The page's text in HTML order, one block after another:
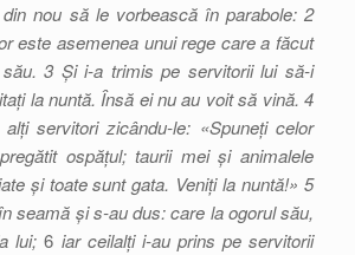
nou să le vorbească în parabole: 2
este asemenea unui rege care a făcut
3 Și i-a trimis pe servitorii lui să-i
la nuntă. Însă ei nu au voit să vină. 4
servitori zicându-le: «Spuneți celor
ospățul; taurii mei și animalele
și toate sunt gata. Veniți la nuntă!» 5
seamă și s-au dus: care la ogorul său,
lui; 6 iar ceilalți i-au prins pe servitorii